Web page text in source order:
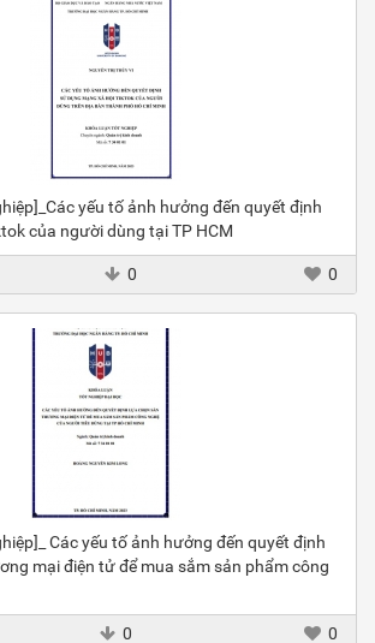
yếu tố ảnh hưởng đến quyết định
của người dùng tại TP HCM
0 0
Các yếu tố ảnh hưởng đến quyết định
mại điện tử để mua sắm sản phẩm công
0 0